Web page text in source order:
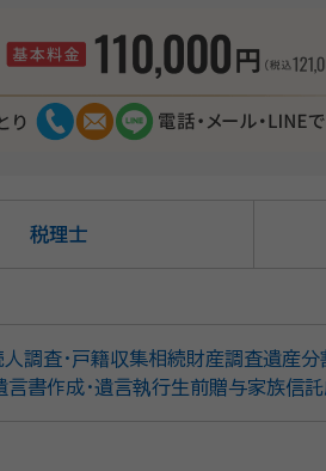
税理士
人調査・戸籍収集相続財産調査遺産分
言書作成・遺言執行生前贈与家族信託